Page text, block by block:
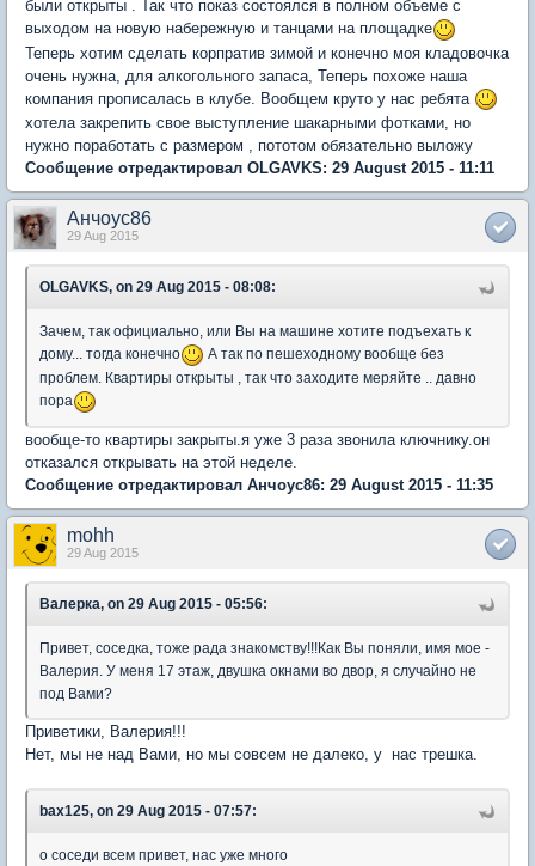
были открыты . Так что показ состоялся в полном объеме с
выходом на новую набережную и танцами на площадке
Теперь хотим сделать корпратив зимой и конечно моя кладовочка
очень нужна, для алкогольного запаса, Теперь похоже наша
компания прописалась в клубе. Вообщем круто у нас ребята
хотела закрепить свое выступление шакарными фотками, но
нужно поработать с размером , пототом обязательно выложу
Сообщение отредактировал OLGAVKS: 29 August 2015 - 11:11
Анчоус86
29 Aug 2015
OLGAVKS, on 29 Aug 2015 - 08:08:
Зачем, так официально, или Вы на машине хотите подъехать к
дому... тогда конечно
А так по пешеходному вообще без
проблем. Квартиры открыты , так что заходите меряйте .. давно
пора
вообще-то квартиры закрыты.я уже 3 раза звонила ключнику.он
отказался открывать на этой неделе.
Сообщение отредактировал Анчоус86: 29 August 2015 - 11:35
mohh
29 Aug 2015
Валерка, on 29 Aug 2015 - 05:56:
Привет, соседка, тоже рада знакомству!!!Как Вы поняли, имя мое -
Валерия. У меня 17 этаж, двушка окнами во двор, я случайно не
под Вами?
Приветики, Валерия!!!
Нет, мы не над Вами, но мы совсем не далеко, у нас трешка.
bax125, on 29 Aug 2015 - 07:57:
о соседи всем привет, нас уже много